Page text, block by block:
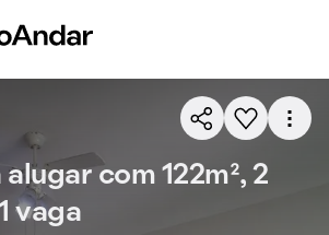
com 122m², 2
vaga